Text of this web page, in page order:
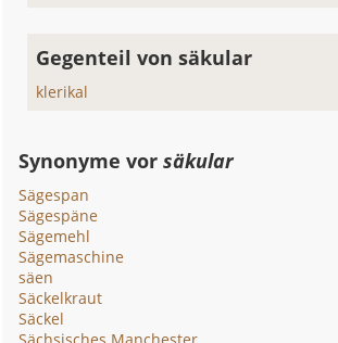
Gegenteil von säkular
klerikal
Synonyme vorsäkular
Sägespan
Sägespäne
Sägemehl
Sägemaschine
säen
Säckelkraut
Säckel